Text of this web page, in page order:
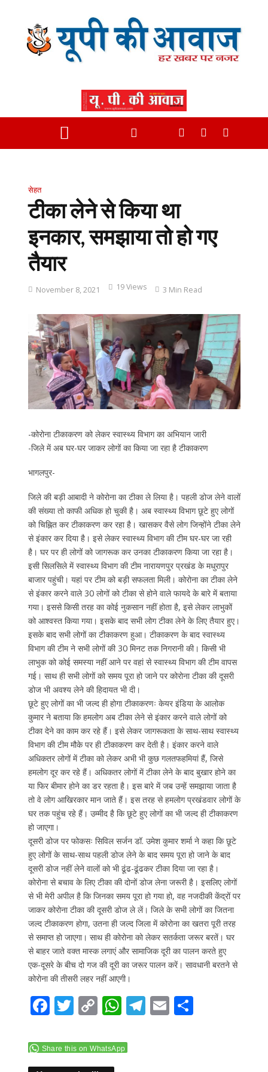
सेहत
टीका लेने से किया था
इनकार, समझाया तो हो गए
तैयार
November 8, 2021 19 Views 3 Min Read
-कोरोना टीकाकरण को लेकर स्वास्थ्य विभाग का अभियान जारी
-जिले में अब घर-घर जाकर लोगों का किया जा रहा है टीकाकरण
भागलपुर-
जिले की बड़ी आबादी ने कोरोना का टीका ले लिया है। पहली डोज लेने वालों
की संख्या तो काफी अधिक हो चुकी है। अब स्वास्थ्य विभाग छूटे हुए लोगों
को चिह्नित कर टीकाकरण कर रहा है। खासकर वैसे लोग जिन्होंने टीका लेने
से इंकार कर दिया है। इसे लेकर स्वास्थ्य विभाग की टीम घर-घर जा रही
है। घर पर ही लोगों को जागरूक कर उनका टीकाकरण किया जा रहा है।
इसी सिलसिले में स्वास्थ्य विभाग की टीम नारायणपुर प्रखंड के मधुरापुर
बाजार पहुंची। यहां पर टीम को बड़ी सफलता मिली। कोरोना का टीका लेने
से इंकार करने वाले 30 लोगों को टीका से होने वाले फायदे के बारे में बताया
गया। इससे किसी तरह का कोई नुकसान नहीं होता है, इसे लेकर लाभुकों
को आश्वस्त किया गया। इसके बाद सभी लोग टीका लेने के लिए तैयार हुए।
इसके बाद सभी लोगों का टीकाकरण हुआ। टीकाकरण के बाद स्वास्थ्य
विभाग की टीम ने सभी लोगों की 30 मिनट तक निगरानी की। किसी भी
लाभुक को कोई समस्या नहीं आने पर वहां से स्वास्थ्य विभाग की टीम वापस
गई। साथ ही सभी लोगों को समय पूरा हो जाने पर कोरोना टीका की दूसरी
डोज भी अवश्य लेने की हिदायत भी दी।
छूटे हुए लोगों का भी जल्द ही होगा टीकाकरणः केयर इंडिया के आलोक
कुमार ने बताया कि हमलोग अब टीका लेने से इंकार करने वाले लोगों को
टीका देने का काम कर रहे हैं। इसे लेकर जागरूकता के साथ-साथ स्वास्थ्य
विभाग की टीम मौके पर ही टीकाकरण कर देती है। इंकार करने वाले
अधिकतर लोगों में टीका को लेकर अभी भी कुछ गलतफहमियां हैं, जिसे
हमलोग दूर कर रहे हैं। अधिकतर लोगों में टीका लेने के बाद बुखार होने का
या फिर बीमार होने का डर रहता है। इस बारे में जब उन्हें समझाया जाता है
तो वे लोग आखिरकार मान जाते हैं। इस तरह से हमलोग प्रखंडवार लोगों के
घर तक पहुंच रहे हैं। उम्मीद है कि छूटे हुए लोगों का भी जल्द ही टीकाकरण
हो जाएगा।
दूसरी डोज पर फोकसः सिविल सर्जन डॉ. उमेश कुमार शर्मा ने कहा कि छूटे
हुए लोगों के साथ-साथ पहली डोज लेने के बाद समय पूरा हो जाने के बाद
दूसरी डोज नहीं लेने वालों को भी ढूंढ-ढूंढकर टीका दिया जा रहा है।
कोरोना से बचाव के लिए टीका की दोनों डोज लेना जरूरी है। इसलिए लोगों
से भी मेरी अपील है कि जिनका समय पूरा हो गया हो, वह नजदीकी केंद्रों पर
जाकर कोरोना टीका की दूसरी डोज ले लें। जिले के सभी लोगों का जितना
जल्द टीकाकरण होगा, उतना ही जल्द जिला में कोरोना का खतरा पूरी तरह
से समाप्त हो जाएगा। साथ ही कोरोना को लेकर सतर्कता जरूर बरतें। घर
से बाहर जाते वक्त मास्क लगाएं और सामाजिक दूरी का पालन करते हुए
एक-दूसरे के बीच दो गज की दूरी का जरूर पालन करें। सावधानी बरतने से
कोरोना की तीसरी लहर नहीं आएगी।
F
e
b
T
itt
er
C
p
y
W
at
T E S
Share this on WhatsApp